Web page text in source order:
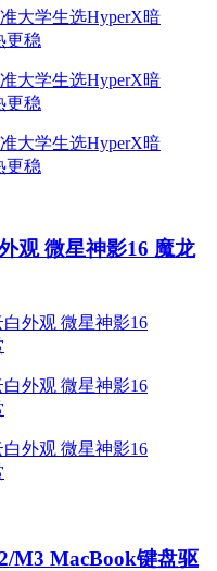
观 微星神影16 魔龙
M3 MacBook键盘驱